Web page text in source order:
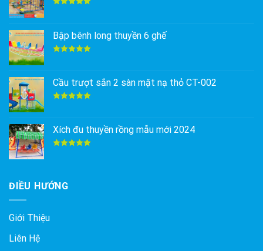
Bập bênh long thuyền 6 ghế
Cầu trượt sắn 2 sàn mặt nạ thỏ CT-002
Xích đu thuyền rồng mẫu mới 2024
ĐIỀU HƯỚNG
Giới Thiệu
Liên Hệ